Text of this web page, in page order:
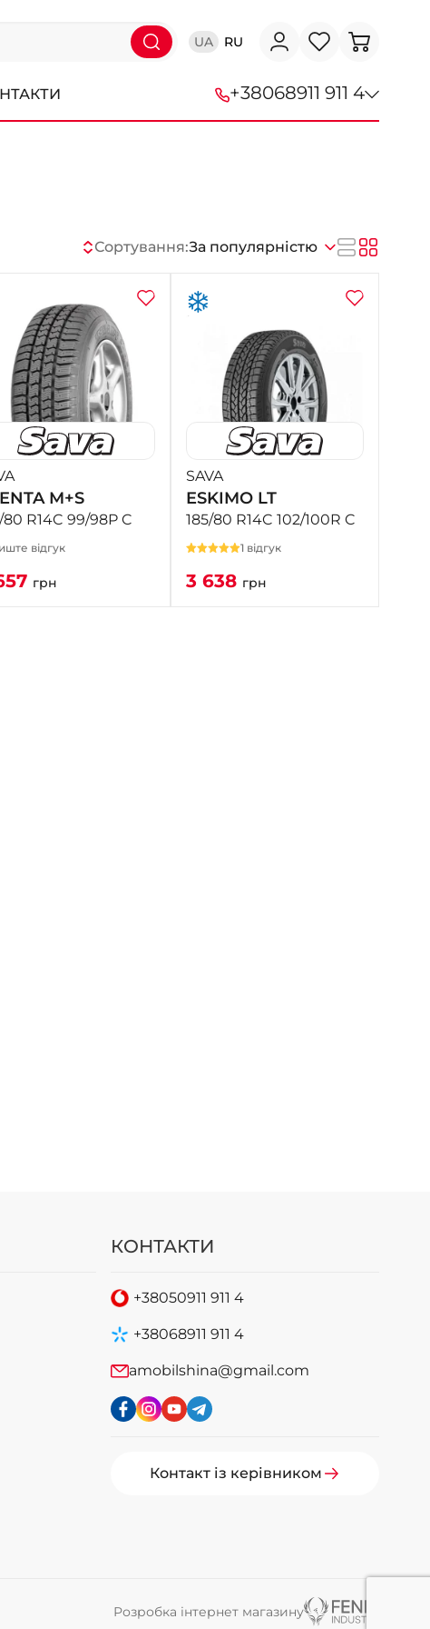
UA RU
+38068911 911 4
+38 (095) 276-44-44
- на Щепкіна
+38 (098) 911-911-0
- на Тополі
+38 (098) 911-911-4
- на Калиновій
+38 (077) 7-184-184
- Донецьке шосе
+38 (050)-911-911-2
+38 (099)-643-33-77
- Тополь
Сортування:За популярністю
M+S
80 R14C 99/98P C
відгук
грн
SAVA
ESKIMO LT
185/80 R14C 102/100R C
1 відгук
3 638 грн
КОНТАКТИ
+38050911 911 4
+38068911 911 4
amobilshina@gmail.com
Контакт із керівником
Розробка інтернет магазину